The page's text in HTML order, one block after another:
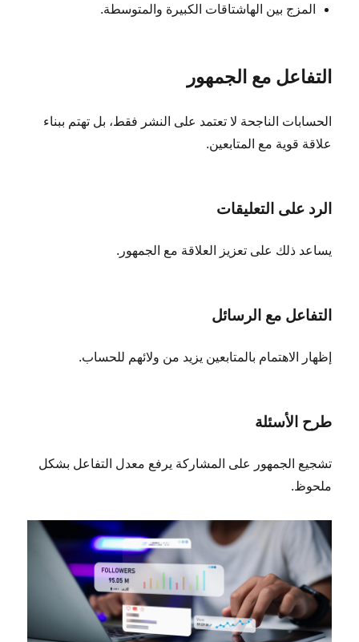
المزج بين الهاشتاقات الكبيرة والمتوسطة.
التفاعل مع الجمهور
الحسابات الناجحة لا تعتمد على النشر فقط، بل تهتم ببناء
علاقة قوية مع المتابعين.
الرد على التعليقات
يساعد ذلك على تعزيز العلاقة مع الجمهور.
التفاعل مع الرسائل
إظهار الاهتمام بالمتابعين يزيد من ولائهم للحساب.
طرح الأسئلة
تشجيع الجمهور على المشاركة يرفع معدل التفاعل بشكل
ملحوظ.